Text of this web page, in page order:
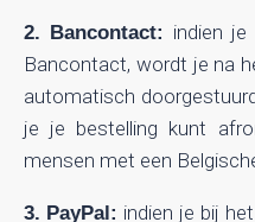
2. Bancontact: indien
Bancontact, wordt je na
automatisch
je je bestelling kunt
mensen met een
3. PayPal: indien je bij